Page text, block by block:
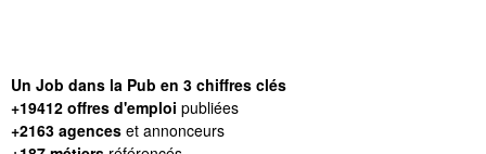
Un Job dans la Pub en 3 chiffres clés
+19412 offres d'emploi publiées
+2163 agences et annonceurs